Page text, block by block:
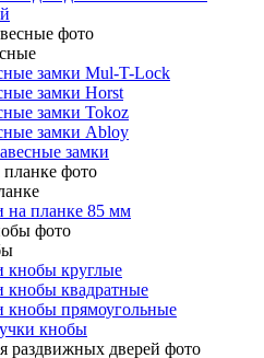
замки Mul-T-Lock
замки Horst
замки Tokoz
замки Abloy
замки
на планке 85 мм
кнобы круглые
кнобы квадратные
кнобы прямоугольные
кнобы